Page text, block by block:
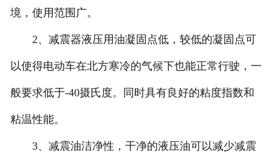
境，使用范围广。
2、减震器液压用油凝固点低，较低的凝固点可
以使得电动车在北方寒冷的气候下也能正常行驶，一
般要求低于-40摄氏度。同时具有良好的粘度指数和
粘温性能。
3、减震油洁净性，干净的液压油可以减少减震